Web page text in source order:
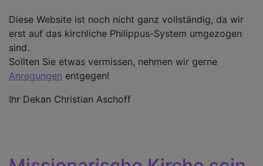
Diese Website ist noch nicht ganz vollständig, da wir
erst auf das kirchliche Philippus-System umgezogen
sind.
Sollten Sie etwas vermissen, nehmen wir gerne
Anregungen entgegen!
Ihr Dekan Christian Aschoff